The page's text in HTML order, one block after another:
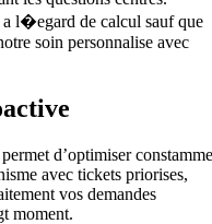
a l�egard de calcul sauf que
soin personnalise avec
d’optimiser
avec tickets priorises,
vos demandes
moment.